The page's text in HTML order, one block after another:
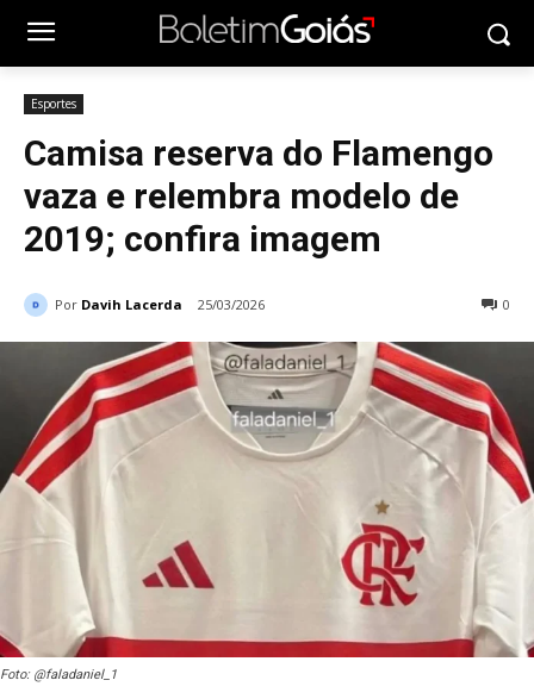
Esportes
Camisa reserva do Flamengo
vaza e relembra modelo de
2019; confira imagem
Por Davih Lacerda 25/03/2026 0
Foto: @faladaniel_1